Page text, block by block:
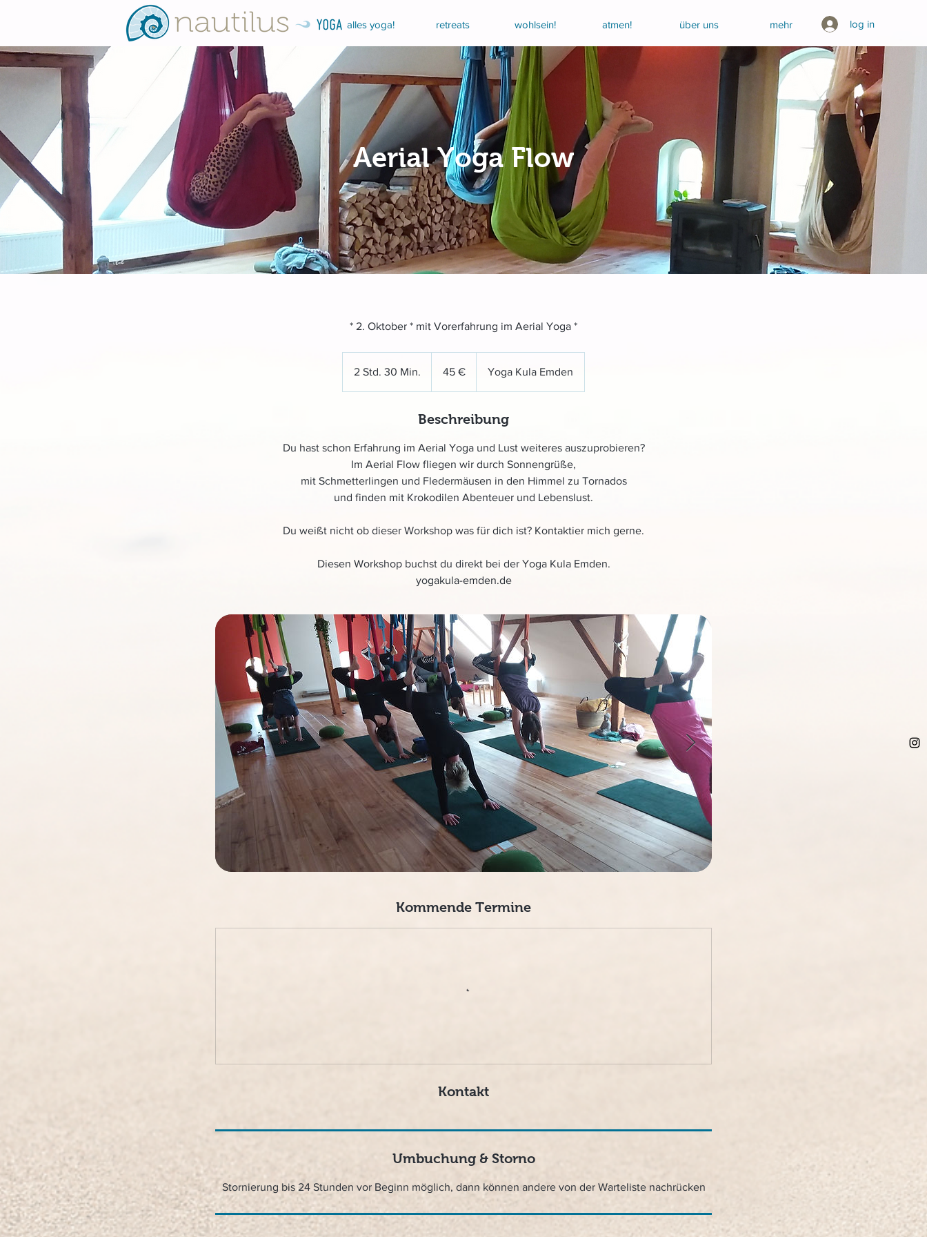
alles yoga! retreats wohlsein! atmen! über uns mehr log in
Aerial Yoga Flow
* 2. Oktober * mit Vorerfahrung im Aerial Yoga *
2 Std. 30 Min.
d
3
0
M
i
.
45 € Yoga Kula Emden
Beschreibung
Du hast schon Erfahrung im Aerial Yoga und Lust weiteres auszuprobieren?
Im Aerial Flow fliegen wir durch Sonnengrüße,
mit Schmetterlingen und Fledermäusen in den Himmel zu Tornados
und finden mit Krokodilen Abenteuer und Lebenslust.
Du weißt nicht ob dieser Workshop was für dich ist? Kontaktier mich gerne.
Diesen Workshop buchst du direkt bei der Yoga Kula Emden.
yogakula-emden.de
Kommende Termine
Kontakt
Umbuchung & Storno
Stornierung bis 24 Stunden vor Beginn möglich, dann können andere von der Warteliste nachrücken